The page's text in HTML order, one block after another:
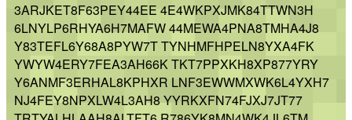
3ARJKET8F63PEY44EE 4E4WKPXJMK84TTWN3H
6LNYLP6RHYA6H7MAFW 44MEWA4PNA8TMHA4J8
Y83TEFL6Y68A8PYW7T TYNHMFHPELN8YXA4FK
YWYW4ERY7FEA3AH66K TKT7PPXKH8XP877YRY
Y6ANMF3ERHAL8KPHXR LNF3EWWMXWK6L4YXH7
NJ4FEY8NPXLW4L3AH8 YYRKXFN74FJXJ7JT77